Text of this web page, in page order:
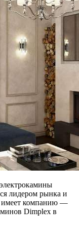
лидером рынка и
имеет компанию —
Dimplex в